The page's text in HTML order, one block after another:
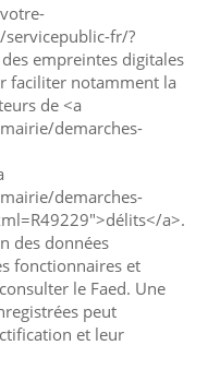
fr/?
empreintes digitales
faciliter notamment la
de <a
demarches-
demarches-
a>.
des données
fonctionnaires et
le Faed. Une
peut
et leur